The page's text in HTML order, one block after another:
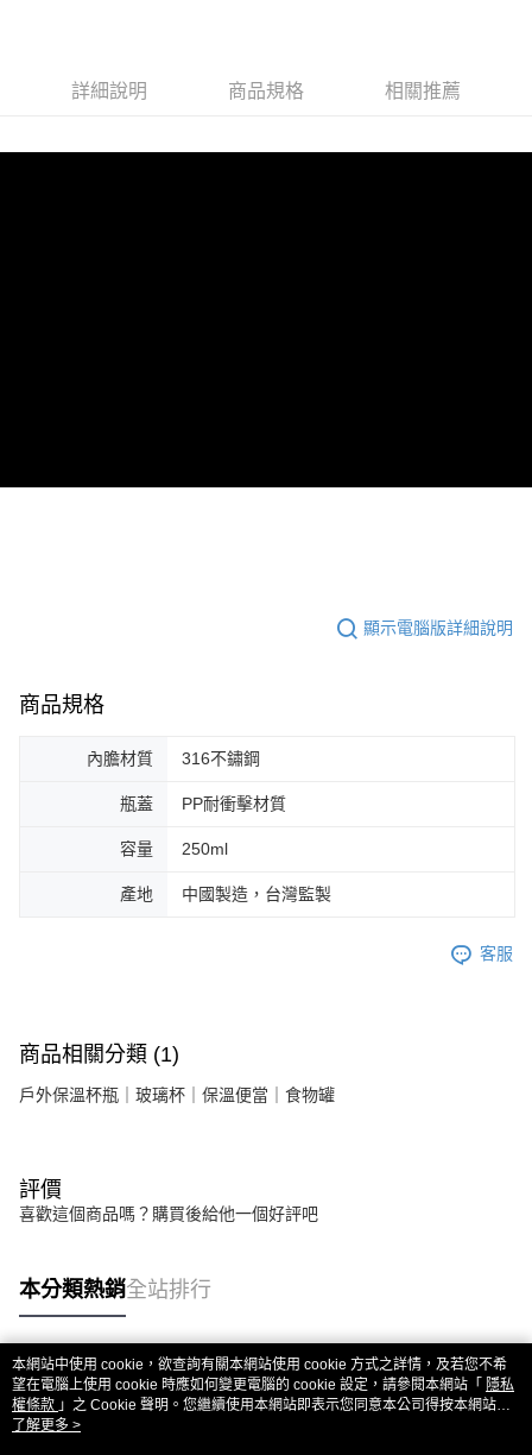
詳細說明 商品規格 相關推薦
顯示電腦版詳細說明
商品規格
內膽材質 316不鏽鋼
瓶蓋 PP耐衝擊材質
容量 250ml
產地 中國製造，台灣監製
客服
商品相關分類 (1)
戶外保溫杯瓶｜玻璃杯｜保溫便當｜食物罐
評價
喜歡這個商品嗎？購買後給他一個好評吧
本分類熱銷全站排行
熱門標籤
本網站中使用 cookie，欲查詢有關本網站使用 cookie 方式之詳情，及若您不希
望在電腦上使用 cookie 時應如何變更電腦的 cookie 設定，請參閱本網站「 隱私
權條款 」之 Cookie 聲明。您繼續使用本網站即表示您同意本公司得按本網站使
用條款之 Cookie 聲明使用 cookie。
了解更多 >